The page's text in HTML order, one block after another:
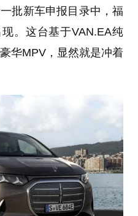
批新车申报目录中，福
。这台基于VAN.EA纯
华MPV，显然就是冲着